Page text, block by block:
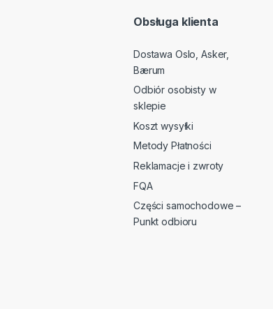
Obsługa klienta
Dostawa Oslo, Asker,
Bærum
Odbiór osobisty w
sklepie
Koszt wysyłki
Metody Płatności
Reklamacje i zwroty
FQA
Części samochodowe –
Punkt odbioru